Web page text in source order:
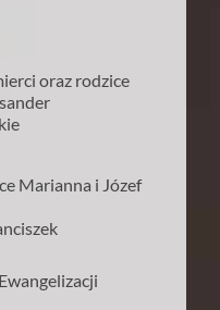
oraz rodzice
Marianna i Józef